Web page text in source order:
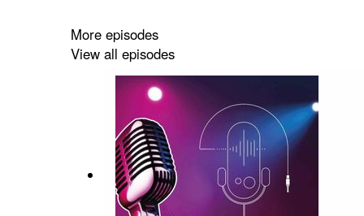
More episodes
View all episodes